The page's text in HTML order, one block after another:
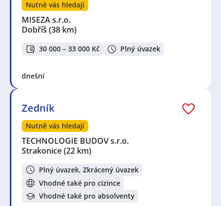
Nutně vás hledají
MISEZA s.r.o.
Dobříš (38 km)
30 000 – 33 000 Kč Plný úvazek
dnešní
Zedník
Nutně vás hledají
TECHNOLOGIE BUDOV s.r.o.
Strakonice(22 km)
Plný úvazek, Zkrácený úvazek
Vhodné také pro cizince
Vhodné také pro absolventy